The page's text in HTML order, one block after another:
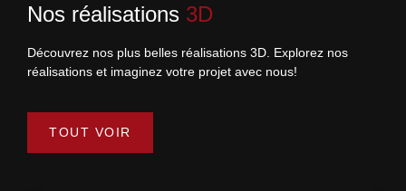
Nos réalisations 3D
Découvrez nos plus belles réalisations 3D. Explorez nos
réalisations et imaginez votre projet avec nous!
TOUT VOIR